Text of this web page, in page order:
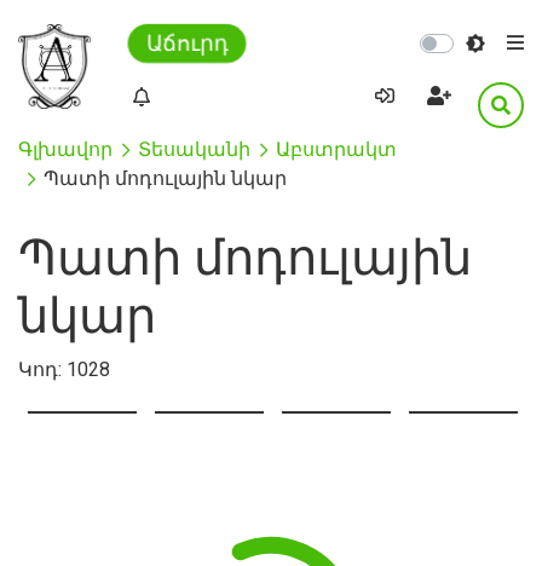
Աճուրդ
Գլխավոր Տեսականի
Աբստրակտ
Պատի մոդուլային նկար
Պատի մոդուլային
նկար
Կոդ: 1028